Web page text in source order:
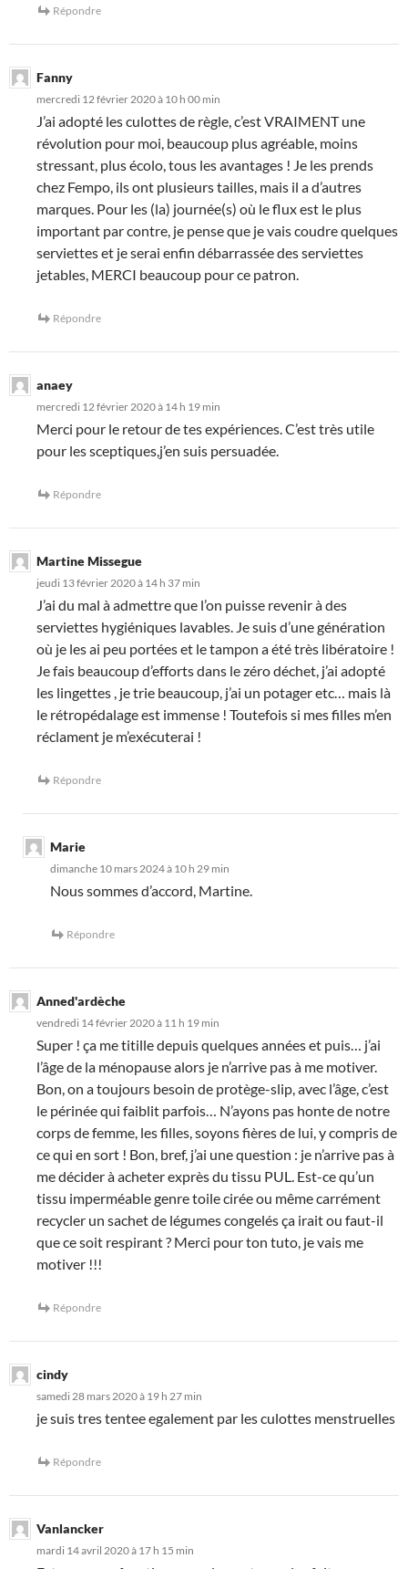
Répondre
Fanny
mercredi 12 février 2020 à 10 h 00 min
J’ai adopté les culottes de règle, c’est VRAIMENT une
révolution pour moi, beaucoup plus agréable, moins
stressant, plus écolo, tous les avantages ! Je les prends
chez Fempo, ils ont plusieurs tailles, mais il a d’autres
marques. Pour les (la) journée(s) où le flux est le plus
important par contre, je pense que je vais coudre quelques
serviettes et je serai enfin débarrassée des serviettes
jetables, MERCI beaucoup pour ce patron.
Répondre
anaey
mercredi 12 février 2020 à 14 h 19 min
Merci pour le retour de tes expériences. C’est très utile
pour les sceptiques,j’en suis persuadée.
Répondre
Martine Missegue
jeudi 13 février 2020 à 14 h 37 min
J’ai du mal à admettre que l’on puisse revenir à des
serviettes hygiéniques lavables. Je suis d’une génération
où je les ai peu portées et le tampon a été très libératoire !
Je fais beaucoup d’efforts dans le zéro déchet, j’ai adopté
les lingettes , je trie beaucoup, j’ai un potager etc… mais là
le rétropédalage est immense ! Toutefois si mes filles m’en
réclament je m’exécuterai !
Répondre
Marie
dimanche 10 mars 2024 à 10 h 29 min
Nous sommes d’accord, Martine.
Répondre
Anned'ardèche
vendredi 14 février 2020 à 11 h 19 min
Super ! ça me titille depuis quelques années et puis… j’ai
l’âge de la ménopause alors je n’arrive pas à me motiver.
Bon, on a toujours besoin de protège-slip, avec l’âge, c’est
le périnée qui faiblit parfois… N’ayons pas honte de notre
corps de femme, les filles, soyons fières de lui, y compris de
ce qui en sort ! Bon, bref, j’ai une question : je n’arrive pas à
me décider à acheter exprès du tissu PUL. Est-ce qu’un
tissu imperméable genre toile cirée ou même carrément
recycler un sachet de légumes congelés ça irait ou faut-il
que ce soit respirant ? Merci pour ton tuto, je vais me
motiver !!!
Répondre
cindy
samedi 28 mars 2020 à 19 h 27 min
je suis tres tentee egalement par les culottes menstruelles
Répondre
Vanlancker
mardi 14 avril 2020 à 17 h 15 min